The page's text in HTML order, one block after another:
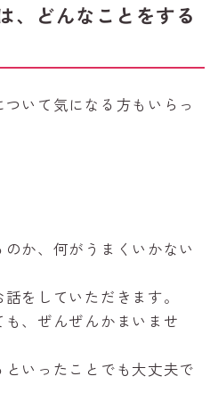
、どんなことをする
いて気になる方もいらっ
か、何がうまくいかない
をしていただきます。
、ぜんぜんかまいませ
いったことでも大丈夫で